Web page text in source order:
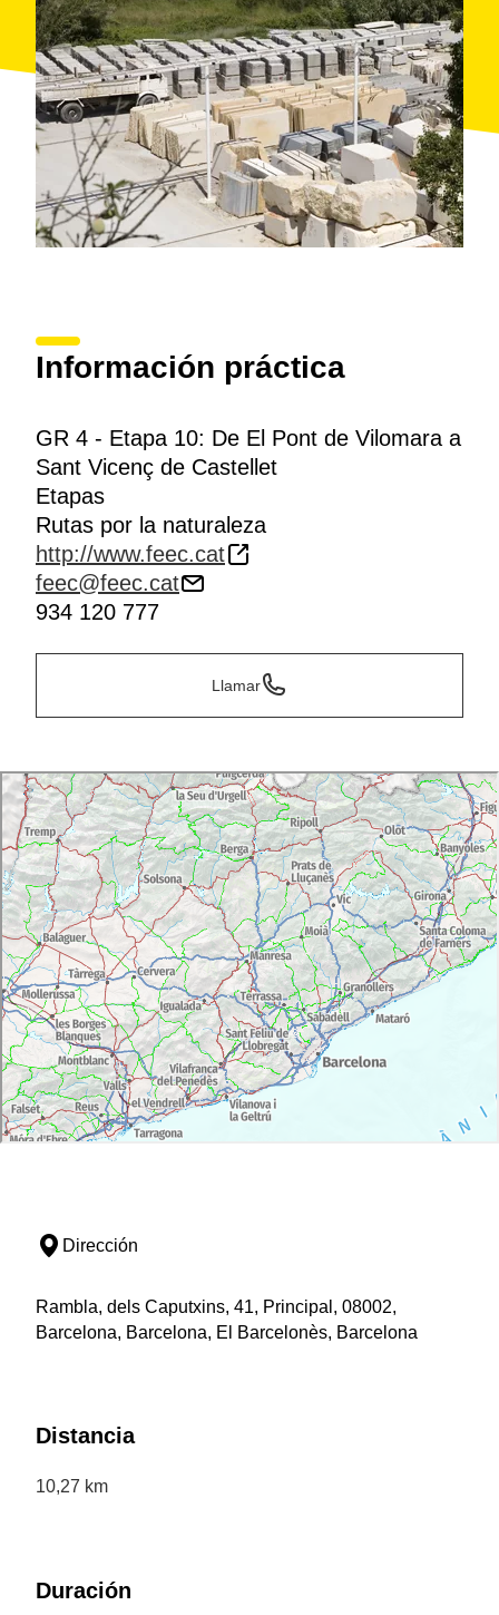
Información práctica
GR 4 - Etapa 10: De El Pont de Vilomara a
Sant Vicenç de Castellet
Etapas
Rutas por la naturaleza
http://www.feec.cat
feec@feec.cat
934 120 777
Llamar
Dirección
Rambla, dels Caputxins, 41, Principal, 08002,
Barcelona, Barcelona, El Barcelonès, Barcelona
Distancia
10,27 km
Duración